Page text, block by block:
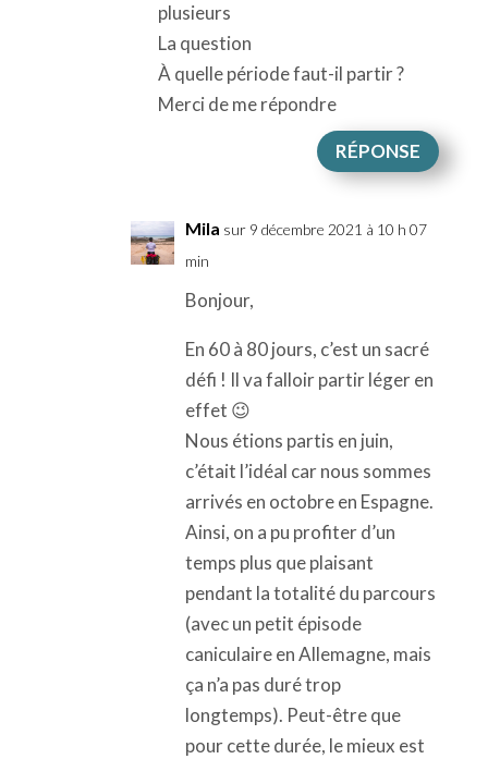
plusieurs
La question
À quelle période faut-il partir ?
Merci de me répondre
RÉPONSE
Mila sur 9 décembre 2021 à 10 h 07
min
Bonjour,
En 60 à 80 jours, c’est un sacré
défi ! Il va falloir partir léger en
effet 😉
Nous étions partis en juin,
c’était l’idéal car nous sommes
arrivés en octobre en Espagne.
Ainsi, on a pu profiter d’un
temps plus que plaisant
pendant la totalité du parcours
(avec un petit épisode
caniculaire en Allemagne, mais
ça n’a pas duré trop
longtemps). Peut-être que
pour cette durée, le mieux est